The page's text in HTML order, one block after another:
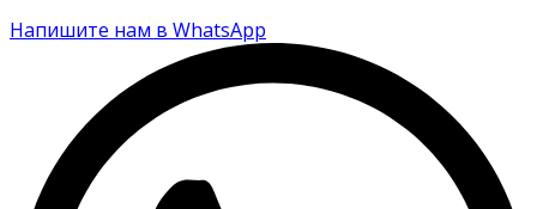
Напишите нам в WhatsApp